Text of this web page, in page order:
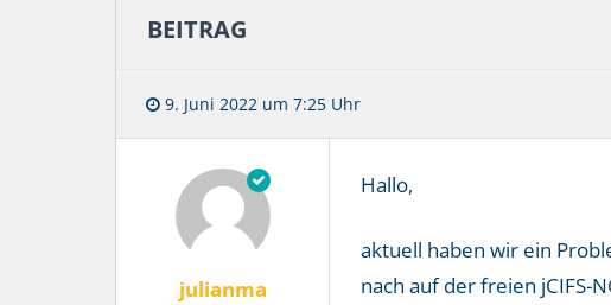
BEITRAG
9. Juni 2022 um 7:25 Uhr
julianma
Hallo,
aktuell haben wir ein
nach auf der freien jCIFS-